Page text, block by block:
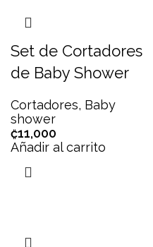
Set de Cortadores
de Baby Shower
Cortadores, Baby
shower
₡11,000
Añadir al carrito